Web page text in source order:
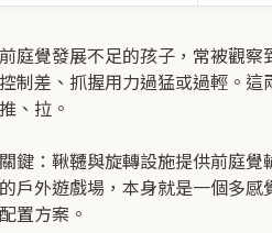
前庭覺發展不足的孩子，常被觀
制差、抓握用力過猛或過輕。
、拉。
鍵：鞦韆與旋轉設施提供前庭
外遊戲場，本身就是一個多感
置方案。